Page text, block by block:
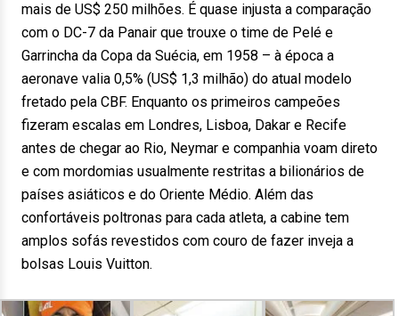
mais de US$ 250 milhões. É quase injusta a comparação
com o DC-7 da Panair que trouxe o time de Pelé e
Garrincha da Copa da Suécia, em 1958 – à época a
aeronave valia 0,5% (US$ 1,3 milhão) do atual modelo
fretado pela CBF. Enquanto os primeiros campeões
fizeram escalas em Londres, Lisboa, Dakar e Recife
antes de chegar ao Rio, Neymar e companhia voam direto
e com mordomias usualmente restritas a bilionários de
países asiáticos e do Oriente Médio. Além das
confortáveis poltronas para cada atleta, a cabine tem
amplos sofás revestidos com couro de fazer inveja a
bolsas Louis Vuitton.